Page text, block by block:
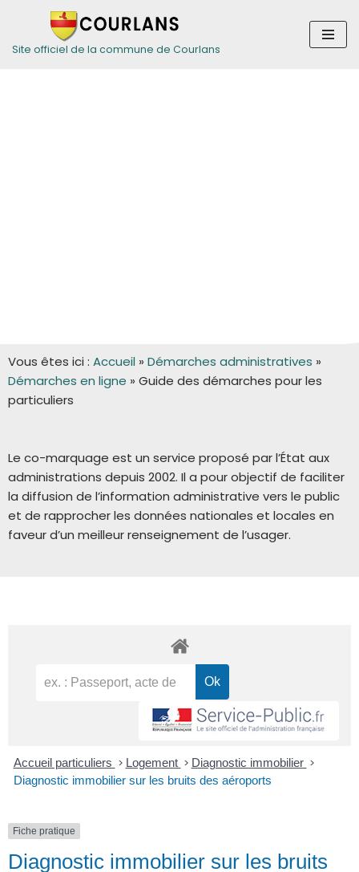
Aller
Site officiel de la commune de Courlans
Vous êtes ici : Accueil » Démarches administratives »
Démarches en ligne » Guide des démarches pour les
particuliers
Le co-marquage est un service proposé par l’État aux
administrations depuis 2002. Il a pour objectif de faciliter
la diffusion de l’information administrative vers le public
et de rapprocher les données nationales et locales en
faveur d’un meilleur renseignement de l’usager.
Accueil particuliers > Logement > Diagnostic immobilier >
Diagnostic immobilier sur les bruits des aéroports
Fiche pratique
Diagnostic immobilier sur les bruits